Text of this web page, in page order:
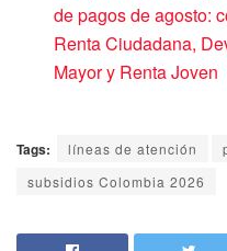
de pagos de agosto:
Renta Ciudadana,
Mayor y Renta Joven
Tags: líneas de atención
subsidios Colombia 2026